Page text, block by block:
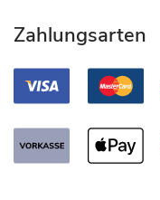
Zahlungsarten